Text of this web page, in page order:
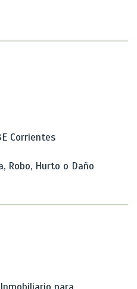
Corrientes
Robo, Hurto o Daño